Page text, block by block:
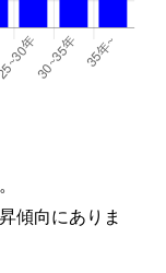
傾向にありま